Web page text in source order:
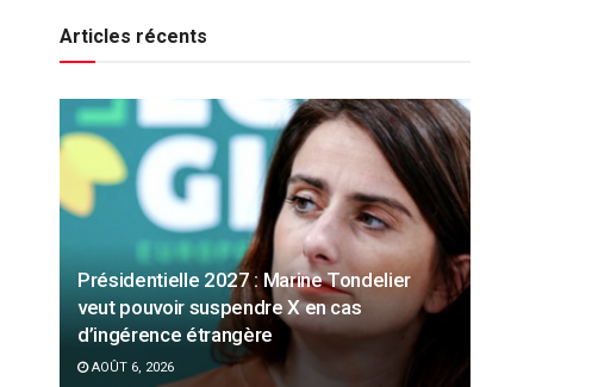
Articles récents
Présidentielle 2027 : Marine Tondelier
veut pouvoir suspendre X en cas
d’ingérence étrangère
AOÛT 6, 2026